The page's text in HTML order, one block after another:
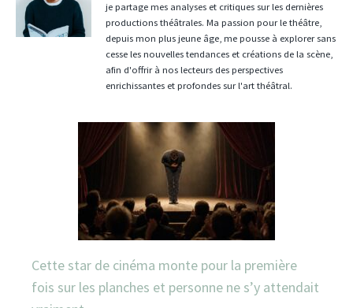
je partage mes analyses et critiques sur les dernières
productions théâtrales. Ma passion pour le théâtre,
depuis mon plus jeune âge, me pousse à explorer sans
cesse les nouvelles tendances et créations de la scène,
afin d'offrir à nos lecteurs des perspectives
enrichissantes et profondes sur l'art théâtral.
Cette star de cinéma monte pour la première
fois sur les planches et personne ne s’y attendait